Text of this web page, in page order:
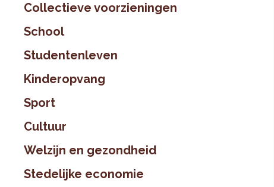
Collectieve voorzieningen
School
Studentenleven
Kinderopvang
Sport
Cultuur
Welzijn en gezondheid
Stedelijke economie